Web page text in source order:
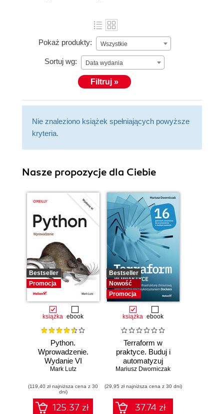
Pokaż produkty: Wszystkie
Sortuj wg: Data wydania
Filtruj »
Nie znaleziono książek spełniających powyższe
kryteria.
Nasze propozycje dla Ciebie
Bestseller
Promocja
książka ebook
Python.
Wprowadzenie.
Wydanie VI
Mark Lutz
(119,40 zł najniższa cena z 30
dni)
125.37 zł
Bestseller
Nowość
Promocja
książka ebook
Terraform w
praktyce. Buduj i
automatyzuj
infrastrukturę
zarządzaj nią z
wykorzystaniem
Dockera
Mariusz Dworniczak
(29,95 zł najniższa cena z 30 dni)
37.74 zł